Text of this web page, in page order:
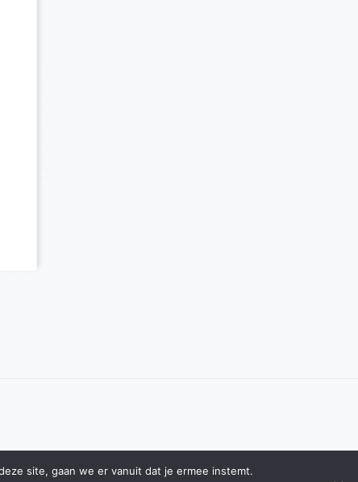
site, gaan we er vanuit dat je ermee instemt.